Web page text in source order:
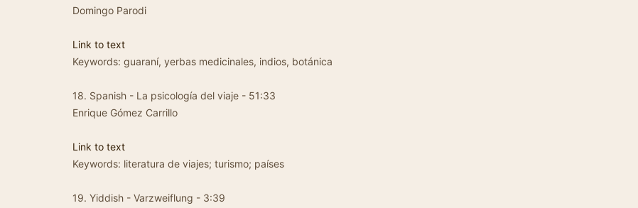
Domingo Parodi
Link to text
Keywords: guaraní, yerbas medicinales, indios, botánica
18. Spanish - La psicología del viaje - 51:33
Enrique Gómez Carrillo
Link to text
Keywords: literatura de viajes; turismo; países
19. Yiddish - Varzweiflung - 3:39